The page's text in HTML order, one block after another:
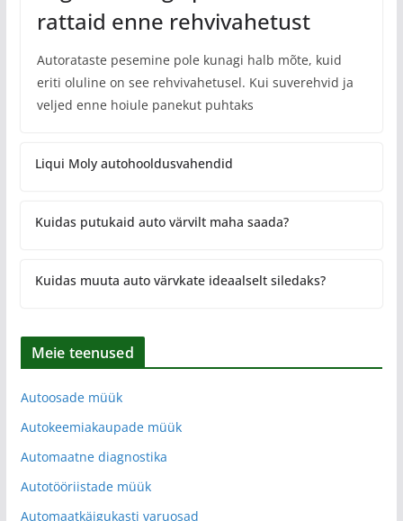
rattaid enne rehvivahetust
Autorataste pesemine pole kunagi halb mõte, kuid
eriti oluline on see rehvivahetusel. Kui suverehvid ja
veljed enne hoiule panekut puhtaks
Liqui Moly autohooldusvahendid
Kuidas putukaid auto värvilt maha saada?
Kuidas muuta auto värvkate ideaalselt siledaks?
Meie teenused
Autoosade müük
Autokeemiakaupade müük
Automaatne diagnostika
Autotööriistade müük
Automaatkäigukasti varuosad